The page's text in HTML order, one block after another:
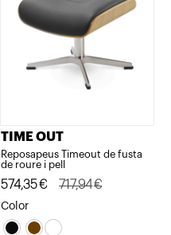
TIME OUT
Reposapeus Timeout de fusta
de roure i pell
717,94€
El
preu
original
574,35€
El
preu
actual
Color